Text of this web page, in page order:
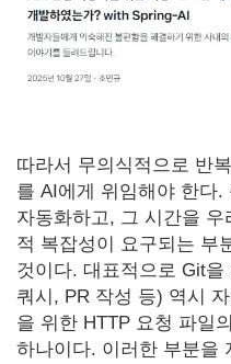
따라서 무의식적으로 반
를 AI에게 위임해야 한다
자동화하고, 그 시간을
적 복잡성이 요구되는 부
것이다. 대표적으로 Git
쿼시, PR 작성 등) 역시
을 위한 HTTP 요청 파일
하나이다. 이러한 부분을